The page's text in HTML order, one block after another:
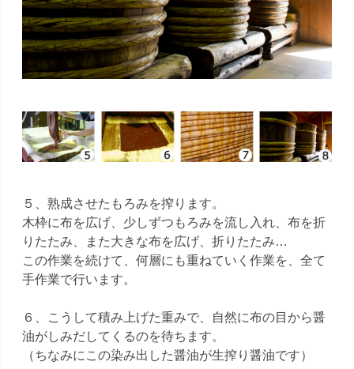
５、熟成させたもろみを搾ります。
木枠に布を広げ、少しずつもろみを流し入れ、布を折
りたたみ、また大きな布を広げ、折りたたみ…
この作業を続けて、何層にも重ねていく作業を、全て
手作業で行います。
６、こうして積み上げた重みで、自然に布の目から醤
油がしみだしてくるのを待ちます。
（ちなみにこの染み出した醤油が生搾り醤油です）